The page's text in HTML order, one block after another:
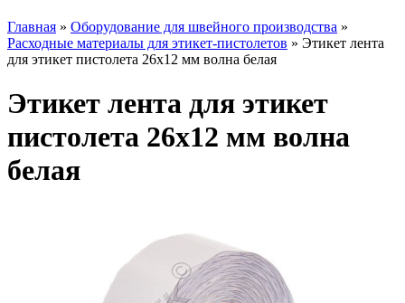
Главная » Оборудование для швейного производства »
Расходные материалы для этикет-пистолетов » Этикет лента
для этикет пистолета 26х12 мм волна белая
Этикет лента для этикет
пистолета 26х12 мм волна
белая